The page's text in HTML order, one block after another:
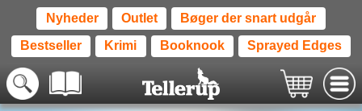
Nyheder Outlet Bøger der snart udgår
Bestseller Krimi Booknook Sprayed Edges